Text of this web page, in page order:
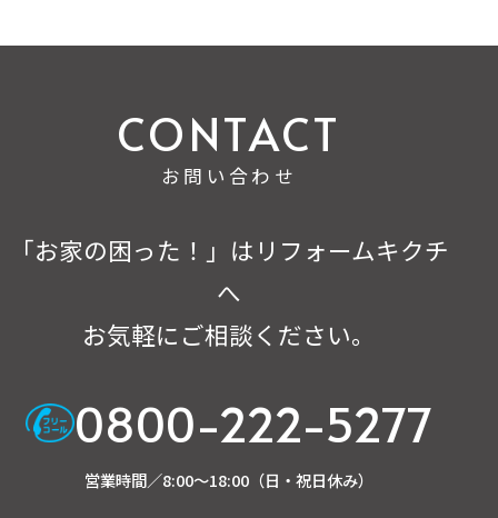
お問い合わせ
「お家の困った！」はリフォームキクチ
へ
お気軽にご相談ください。
0800-222-5277
営業時間／8:00～18:00（日・祝日休み）